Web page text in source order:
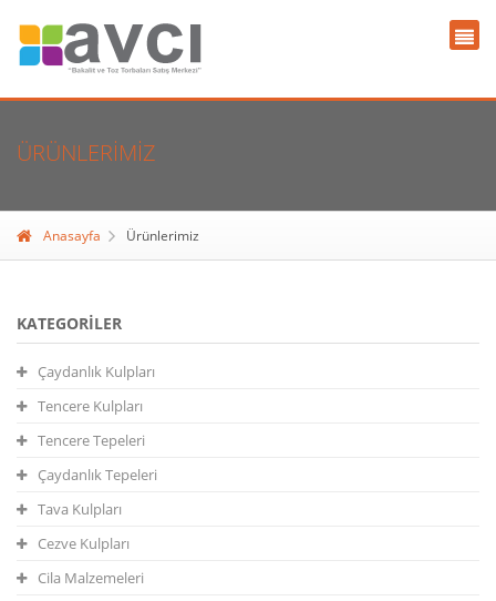
ÜRÜNLERIMIZ
Anasayfa Ürünlerimiz
KATEGORILER
Çaydanlık Kulpları
Tencere Kulpları
Tencere Tepeleri
Çaydanlık Tepeleri
Tava Kulpları
Cezve Kulpları
Cila Malzemeleri